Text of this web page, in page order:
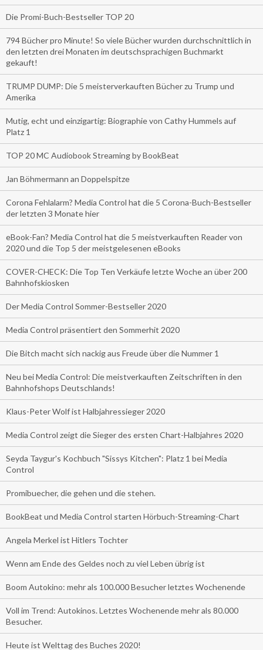
Die Promi-Buch-Bestseller TOP 20
794 Bücher pro Minute! So viele Bücher wurden durchschnittlich in
den letzten drei Monaten im deutschsprachigen Buchmarkt
gekauft!
TRUMP DUMP: Die 5 meisterverkauften Bücher zu Trump und
Amerika
Mutig, echt und einzigartig: Biographie von Cathy Hummels auf
Platz 1
TOP 20 MC Audiobook Streaming by BookBeat
Jan Böhmermann an Doppelspitze
Corona Fehlalarm? Media Control hat die 5 Corona-Buch-Bestseller
der letzten 3 Monate hier
eBook-Fan? Media Control hat die 5 meistverkauften Reader von
2020 und die Top 5 der meistgelesenen eBooks
COVER-CHECK: Die Top Ten Verkäufe letzte Woche an über 200
Bahnhofskiosken
Der Media Control Sommer-Bestseller 2020
Media Control präsentiert den Sommerhit 2020
Die Bitch macht sich nackig aus Freude über die Nummer 1
Neu bei Media Control: Die meistverkauften Zeitschriften in den
Bahnhofshops Deutschlands!
Klaus-Peter Wolf ist Halbjahressieger 2020
Media Control zeigt die Sieger des ersten Chart-Halbjahres 2020
Seyda Taygur's Kochbuch "Sissys Kitchen": Platz 1 bei Media
Control
Promibuecher, die gehen und die stehen.
BookBeat und Media Control starten Hörbuch-Streaming-Chart
Angela Merkel ist Hitlers Tochter
Wenn am Ende des Geldes noch zu viel Leben übrig ist
Boom Autokino: mehr als 100.000 Besucher letztes Wochenende
Voll im Trend: Autokinos. Letztes Wochenende mehr als 80.000
Besucher.
Heute ist Welttag des Buches 2020!